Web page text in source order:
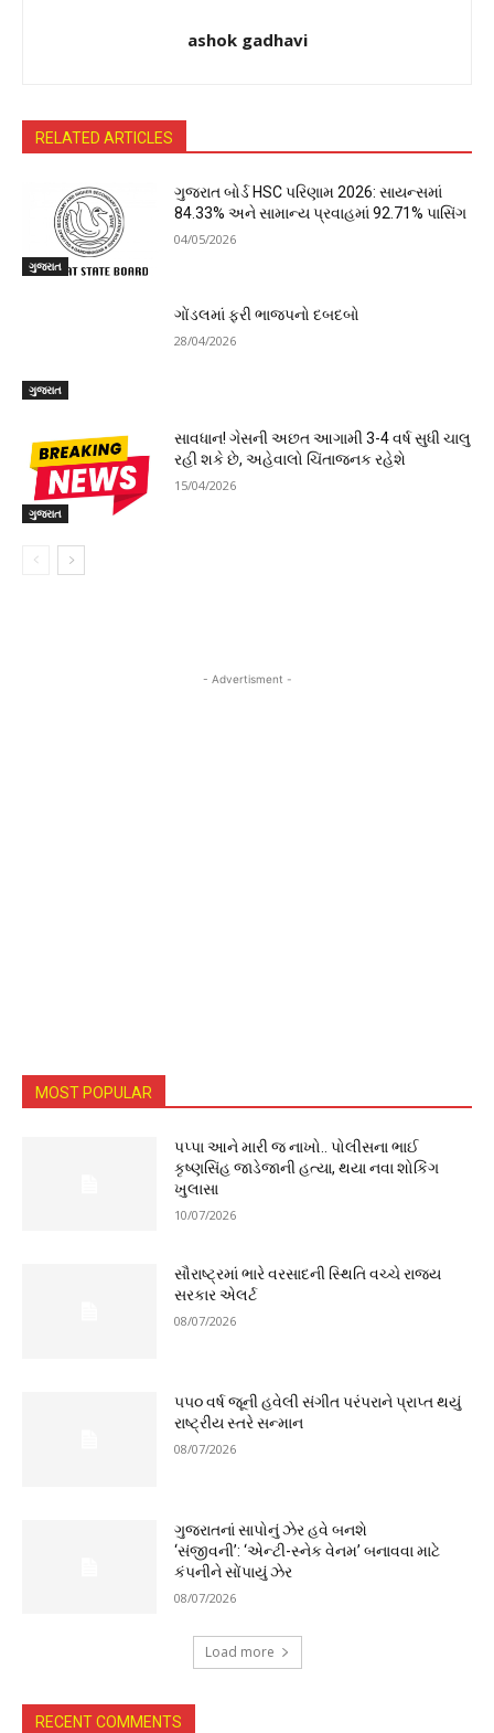
ashok gadhavi
RELATED ARTICLES
ગુજરાત
ગુજરાત બોર્ડ HSC પરિણામ 2026: સાયન્સમાં
84.33% અને સામાન્ય પ્રવાહમાં 92.71% પાસિંગ
04/05/2026
ગુજરાત
ગોંડલમાં ફરી ભાજપનો દબદબો
28/04/2026
ગુજરાત
સાવધાન! ગેસની અછત આગામી 3-4 વર્ષ સુધી ચાલુ
રહી શકે છે, અહેવાલો ચિંતાજનક રહેશે
15/04/2026
- Advertisment -
MOST POPULAR
પપ્પા આને મારી જ નાખો.. પોલીસના ભાઈ
કૃષ્ણસિંહ જાડેજાની હત્યા, થયા નવા શોકિંગ
ખુલાસા
10/07/2026
સૌરાષ્ટ્રમાં ભારે વરસાદની સ્થિતિ વચ્ચે રાજ્ય
સરકાર એલર્ટ
08/07/2026
૫૫૦ વર્ષ જૂની હવેલી સંગીત પરંપરાને પ્રાપ્ત થયું
રાષ્ટ્રીય સ્તરે સન્માન
08/07/2026
ગુજરાતનાં સાપોનું ઝેર હવે બનશે
‘સંજીવની’: ‘એન્ટી-સ્નેક વેનમ’ બનાવવા માટે
કંપનીને સોંપાયું ઝેર
08/07/2026
Load more
RECENT COMMENTS